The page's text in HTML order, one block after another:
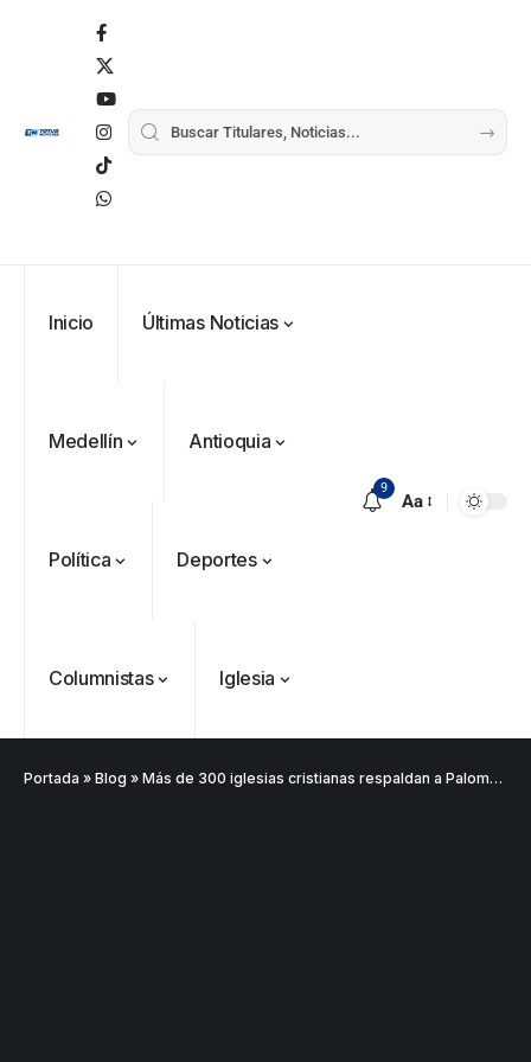
Inicio Últimas Noticias
Medellín Antioquia
Política Deportes
Columnistas Iglesia
9
Aa
Portada » Blog » Más de 300 iglesias cristianas respaldan a Paloma Valencia rumbo a las presidenciales de 2026